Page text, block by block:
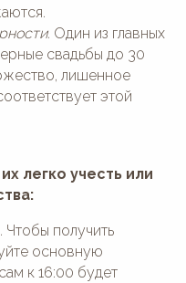
Один из главных
свадьбы до 30
лишенное
этой
легко учесть или
Чтобы получить
основную
к 16:00 будет